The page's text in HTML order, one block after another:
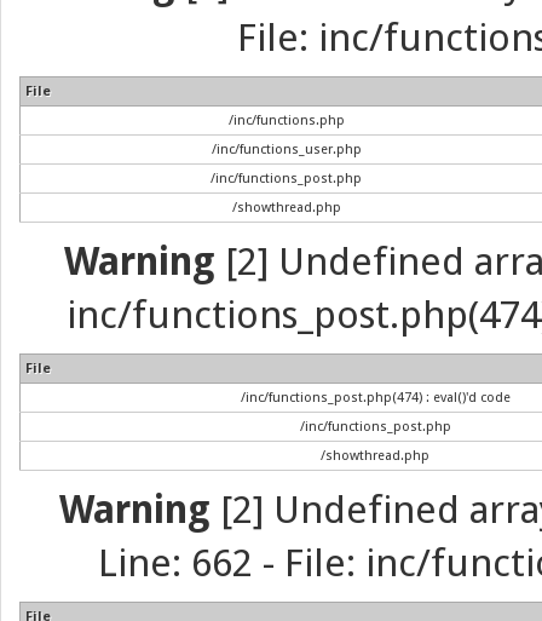
File: inc/
File
/inc/functions.php
/inc/functions_user.php
/inc/functions_post.php
/showthread.php
Warning [2] Undefined
inc/
File
/inc/functions_post.php(474) : eval()'d code
/inc/functions_post.php
/showthread.php
Warning [2] Undefined
Line: 662 - File: inc/
File